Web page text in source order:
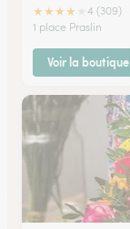
★★★★
4 (309)
1 place Praslin
Voir la boutique